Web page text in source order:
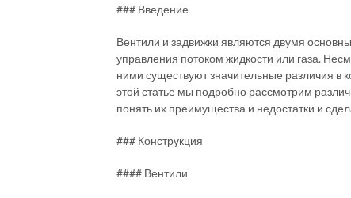
### Введение
Вентили и задвижки являются двумя
управления потоком жидкости или газа.
ними существуют значительные различия в
этой статье мы подробно рассмотрим
понять их преимущества и недостатки и
### Конструкция
#### Вентили